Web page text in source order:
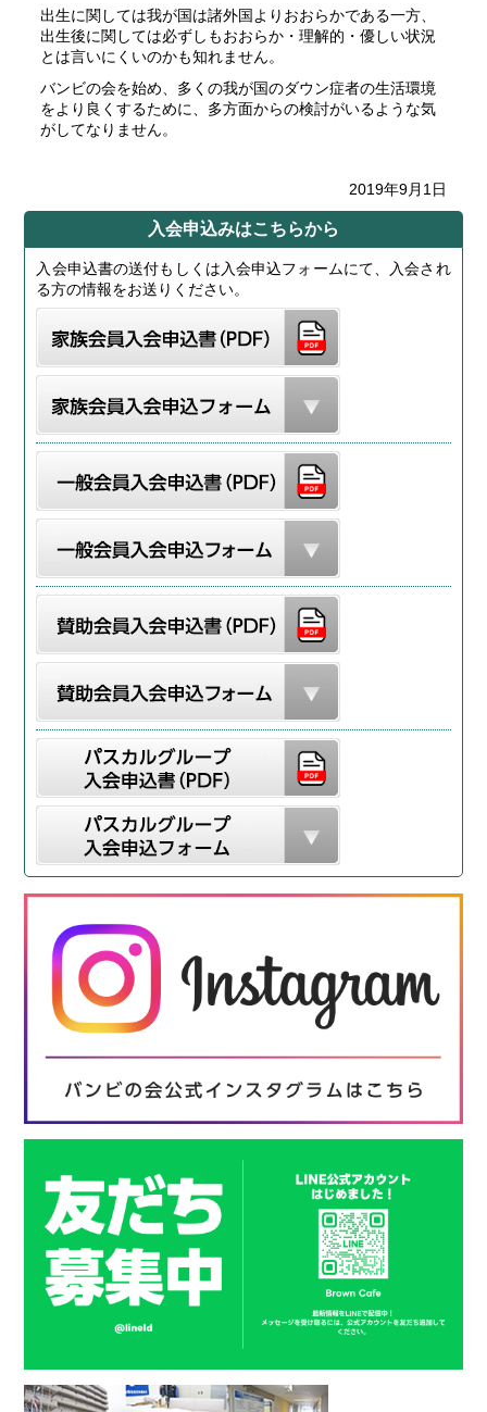
出生に関しては我が国は諸外国よりおおらかである一方、
出生後に関しては必ずしもおおらか・理解的・優しい状況
とは言いにくいのかも知れません。
バンビの会を始め、多くの我が国のダウン症者の生活環境
をより良くするために、多方面からの検討がいるような気
がしてなりません。
2019年9月1日
入会申込みはこちらから
入会申込書の送付もしくは入会申込フォームにて、入会され
る方の情報をお送りください。